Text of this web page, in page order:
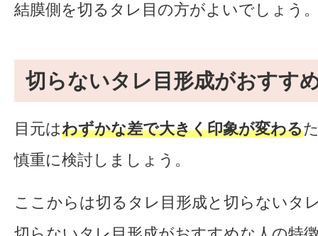
結膜側を切るタレ目の方がよいでしょう
切らないタレ目形成がおすす
目元はわずかな差で大きく印象が変わる
慎重に検討しましょう。
ここからは切るタレ目形成と切らないタ